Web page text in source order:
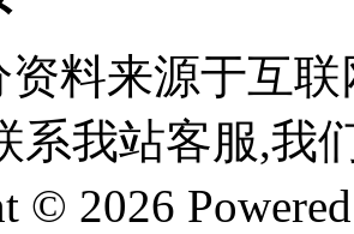
料来源于互
系我站客服,我
© 2026